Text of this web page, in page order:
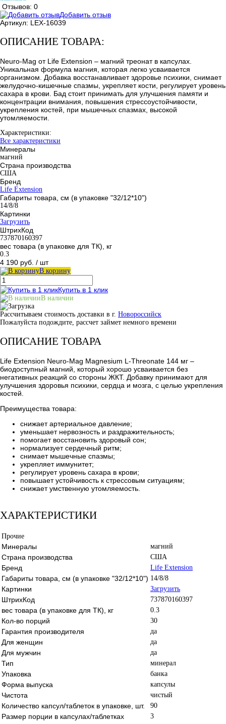
Отзывов: 0
Добавить отзыв
Артикул: LEX-16039
ОПИСАНИЕ ТОВАРА:
Neuro-Mag от Life Extension – магний треонат в капсулах.
Уникальная формула магния, которая легко усваивается
организмом. Добавка восстанавливает здоровье психики, снимает
желудочно-кишечные спазмы, укрепляет кости, регулирует уровень
сахара в крови. Бад стоит принимать для улучшения памяти и
концентрации внимания, повышения стрессоустойчивости,
укрепления костей, при мышечных спазмах, высокой
утомляемости.
Характеристики:
Все характеристики
Минералы
магний
Страна производства
США
Бренд
Life Extension
Габариты товара, см (в упаковке "32/12*10")
14/8/8
Картинки
Загрузить
ШтрихКод
737870160397
вес товара (в упаковке для ТК), кг
0.3
4 190 руб. / шт
В корзину
Купить в 1 клик
В наличии
Рассчитываем стоимость доставки в г. Новороссийск
Пожалуйста подождите, рассчет займет немного времени
ОПИСАНИЕ ТОВАРА
Life Extension Neuro-Mag Magnesium L-Threonate 144 мг –
биодоступный магний, который хорошо усваивается без
негативных реакций со стороны ЖКТ. Добавку принимают для
улучшения здоровья психики, сердца и мозга, с целью укрепления
костей.
Преимущества товара:
снижает артериальное давление;
уменьшает нервозность и раздражительность;
помогает восстановить здоровый сон;
нормализует сердечный ритм;
снимает мышечные спазмы;
укрепляет иммунитет;
регулирует уровень сахара в крови;
повышает устойчивость к стрессовым ситуациям;
снижает умственную утомляемость.
ХАРАКТЕРИСТИКИ
Прочие
Минералы магний
Страна производства США
Бренд Life Extension
Габариты товара, см (в упаковке "32/12*10") 14/8/8
Картинки Загрузить
ШтрихКод 737870160397
вес товара (в упаковке для ТК), кг 0.3
Кол-во порций 30
Гарантия производителя да
Для женщин да
Для мужчин да
Тип минерал
Упаковка банка
Форма выпуска капсулы
Чистота чистый
Количество капсул/таблеток в упаковке, шт. 90
Размер порции в капсулах/таблетках 3